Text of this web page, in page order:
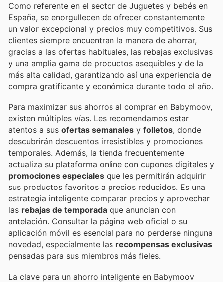
Como referente en el sector de Juguetes y bebés en
España, se enorgullecen de ofrecer constantemente
un valor excepcional y precios muy competitivos. Sus
clientes siempre encuentran la manera de ahorrar,
gracias a las ofertas habituales, las rebajas exclusivas
y una amplia gama de productos asequibles y de la
más alta calidad, garantizando así una experiencia de
compra gratificante y económica durante todo el año.
Para maximizar sus ahorros al comprar en Babymoov,
existen múltiples vías. Les recomendamos estar
atentos a sus ofertas semanales y folletos, donde
descubrirán descuentos irresistibles y promociones
temporales. Además, la tienda frecuentemente
actualiza su plataforma online con cupones digitales y
promociones especiales que les permitirán adquirir
sus productos favoritos a precios reducidos. Es una
estrategia inteligente comparar precios y aprovechar
las rebajas de temporada que anuncian con
antelación. Consultar la página web oficial o su
aplicación móvil es esencial para no perderse ninguna
novedad, especialmente las recompensas exclusivas
pensadas para sus miembros más fieles.
La clave para un ahorro inteligente en Babymoov